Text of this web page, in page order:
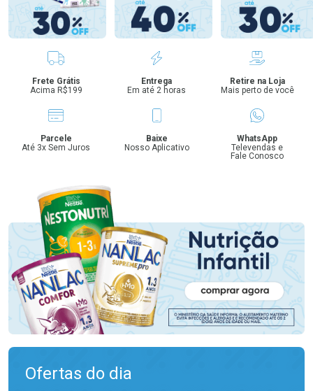
Benefícios
Frete Grátis
Acima R$199
Entrega
Em até 2 horas
Retire na Loja
Mais perto de você
Parcele
Até 3x Sem Juros
Baixe
Nosso Aplicativo
WhatsApp
Televendas e
Fale Conosco
Ofertas do dia